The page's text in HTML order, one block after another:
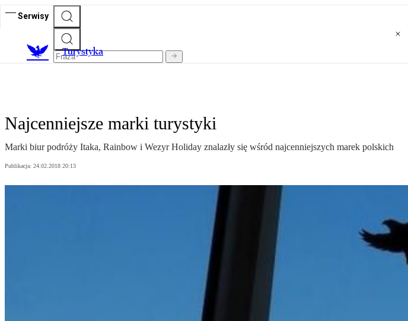
Serwisy
Turystyka
Najcenniejsze marki turystyki
Marki biur podróży Itaka, Rainbow i Wezyr Holiday znalazły się wśród najcenniejszych marek polskich
Publikacja: 24.02.2018 20:13